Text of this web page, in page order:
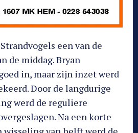
een van de
de middag. Bryan
in, maar zijn inzet werd
Door de langdurige
werd de reguliere
Na een korte